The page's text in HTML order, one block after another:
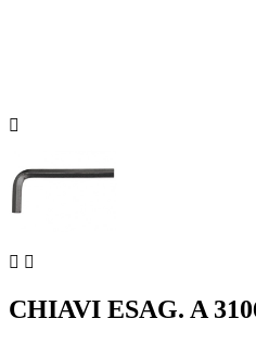

 
CHIAVI ESAG. A